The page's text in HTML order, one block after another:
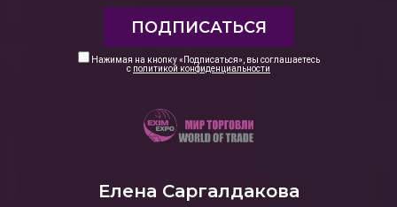
Нажимая на кнопку «Подписаться», вы соглашаетесь
с политикой конфиденциальности
Елена Саргалдакова